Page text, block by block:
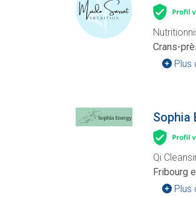
Crans-
Plus
Sophia
Qi
Fribourg
Plus